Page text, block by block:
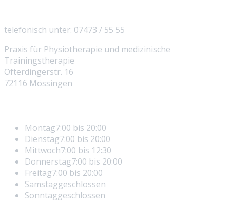
telefonisch unter: 07473 / 55 55
Praxis für Physiotherapie und medizinische
Trainingstherapie
Ofterdingerstr. 16
72116 Mössingen
Montag7:00 bis 20:00
Dienstag7:00 bis 20:00
Mittwoch7:00 bis 12:30
Donnerstag7:00 bis 20:00
Freitag7:00 bis 20:00
Samstaggeschlossen
Sonntaggeschlossen